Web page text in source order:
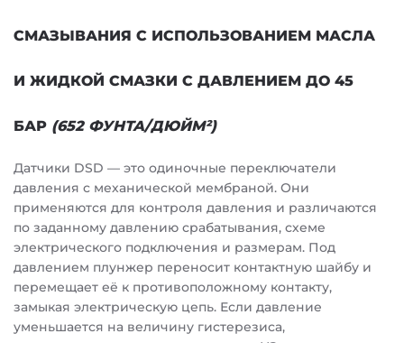
СМАЗЫВАНИЯ С ИСПОЛЬЗОВАНИЕМ МАСЛА
И ЖИДКОЙ СМАЗКИ С ДАВЛЕНИЕМ ДО 45
БАР (652 ФУНТА/ДЮЙМ²)
Датчики DSD — это одиночные переключатели
давления с механической мембраной. Они
применяются для контроля давления и различаются
по заданному давлению срабатывания, схеме
электрического подключения и размерам. Под
давлением плунжер переносит контактную шайбу и
перемещает её к противоположному контакту,
замыкая электрическую цепь. Если давление
уменьшается на величину гистерезиса,